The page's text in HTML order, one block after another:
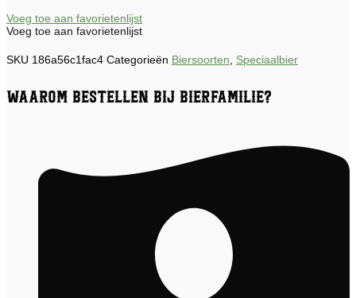
Voeg toe aan favorietenlijst
Voeg toe aan favorietenlijst
SKU 186a56c1fac4 Categorieën Biersoorten Speciaalbier
Waarom bestellen bij Bierfamilie?